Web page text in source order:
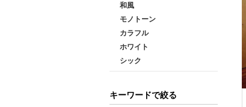
和風
モノトーン
カラフル
ホワイト
シック
キーワードで絞る